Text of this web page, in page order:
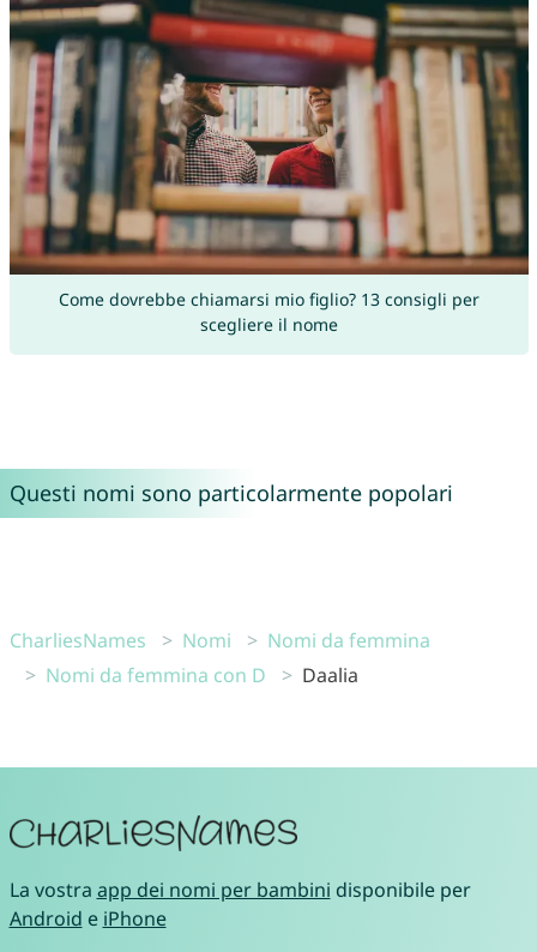
Come dovrebbe chiamarsi mio figlio? 13 consigli per
scegliere il nome
Questi nomi sono particolarmente popolari
CharliesNames Nomi
Nomi da femmina
Nomi da femmina con D
Daalia
La vostra app dei nomi per bambini disponibile per
Android e iPhone